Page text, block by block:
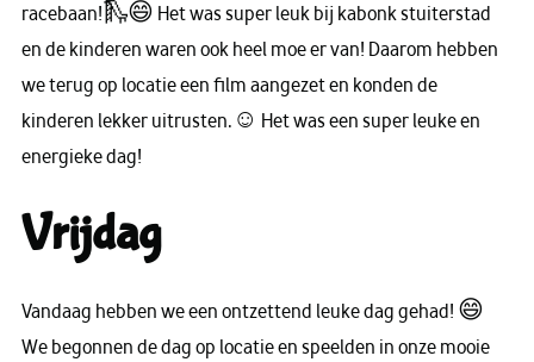
racebaan!🛝😄 Het was super leuk bij kabonk stuiterstad
en de kinderen waren ook heel moe er van! Daarom hebben
we terug op locatie een film aangezet en konden de
kinderen lekker uitrusten.☺ Het was een super leuke en
energieke dag!
Vrijdag
Vandaag hebben we een ontzettend leuke dag gehad! 😄
We begonnen de dag op locatie en speelden in onze mooie